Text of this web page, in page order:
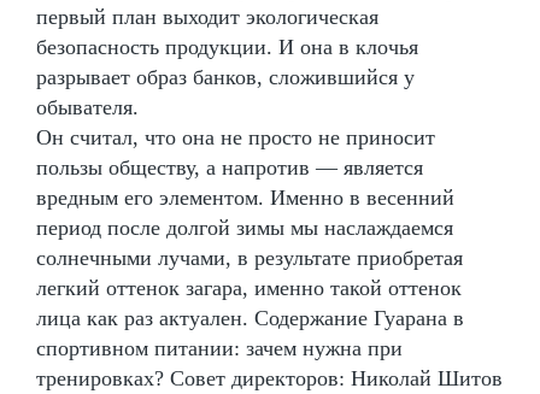
первый план выходит экологическая
безопасность продукции. И она в клочья
разрывает образ банков, сложившийся у
обывателя.
Он считал, что она не просто не приносит
пользы обществу, а напротив — является
вредным его элементом. Именно в весенний
период после долгой зимы мы наслаждаемся
солнечными лучами, в результате приобретая
легкий оттенок загара, именно такой оттенок
лица как раз актуален. Содержание Гуарана в
спортивном питании: зачем нужна при
тренировках? Совет директоров: Николай Шитов